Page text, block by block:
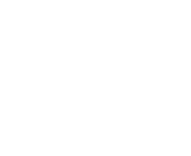
学研都市駅から５分、